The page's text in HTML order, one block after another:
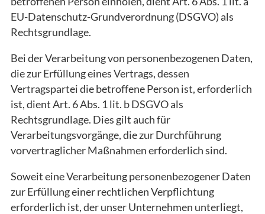
EU-Datenschutz-Grundverordnung (DSGVO) als
Rechtsgrundlage.
Bei der Verarbeitung von personenbezogenen Daten,
die zur Erfüllung eines Vertrags, dessen
Vertragspartei die betroffene Person ist, erforderlich
ist, dient Art. 6 Abs. 1 lit. b DSGVO als
Rechtsgrundlage. Dies gilt auch für
Verarbeitungsvorgänge, die zur Durchführung
vorvertraglicher Maßnahmen erforderlich sind.
Soweit eine Verarbeitung personenbezogener Daten
zur Erfüllung einer rechtlichen Verpflichtung
erforderlich ist, der unser Unternehmen unterliegt,